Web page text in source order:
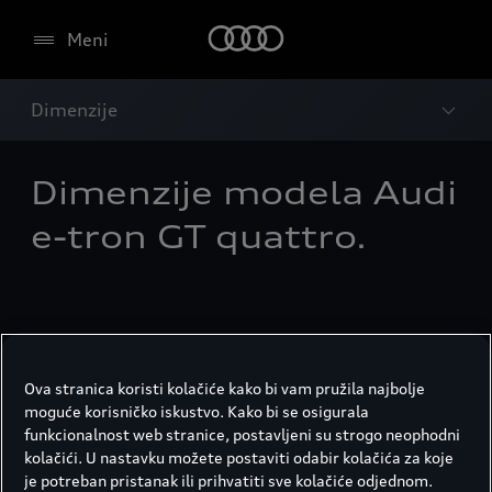
Meni
Dimenzije
Dimenzije modela Audi
e-tron GT quattro.
Ova stranica koristi kolačiće kako bi vam pružila najbolje
moguće korisničko iskustvo. Kako bi se osigurala
funkcionalnost web stranice, postavljeni su strogo neophodni
kolačići. U nastavku možete postaviti odabir kolačića za koje
je potreban pristanak ili prihvatiti sve kolačiće odjednom.